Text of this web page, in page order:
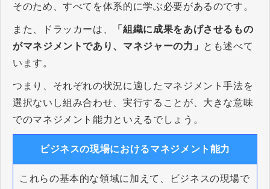
そのため、すべてを体系的に学ぶ必要があるのです。
また、ドラッカーは、
「組織に成果をあげさせるもの
がマネジメントであり、マネジャーの力」
とも述べて
います。
つまり、それぞれの状況に適したマネジメント手法を
選択ないし組み合わせ、実行することが、大きな意味
でのマネジメント能力といえるでしょう。
ビジネスの現場におけるマネジメント能力
これらの基本的な領域に加えて、ビジネスの現場で